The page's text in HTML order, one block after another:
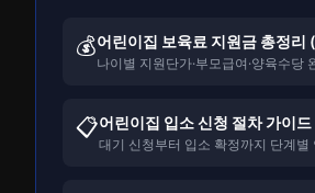
💰어린이집 보육료 지원금 총정리
나이별 지원단가·부모급여·양육수당
📋어린이집 입소 신청 절차 가이드
대기 신청부터 입소 확정까지 단계별